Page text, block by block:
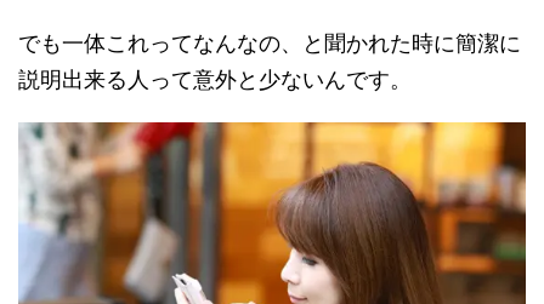
でも一体これってなんなの、と聞かれた時に簡潔に
説明出来る人って意外と少ないんです。